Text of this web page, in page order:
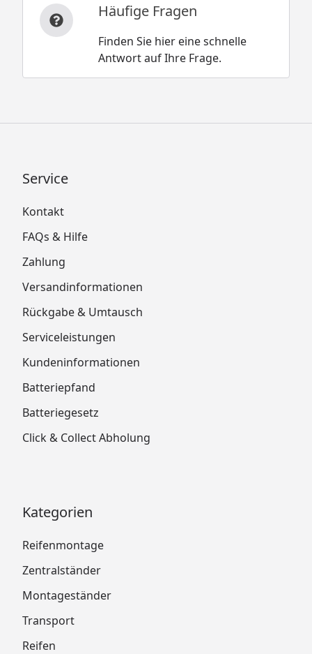
Häufige Fragen
Finden Sie hier eine schnelle
Antwort auf Ihre Frage.
Service
Kontakt
FAQs & Hilfe
Zahlung
Versandinformationen
Rückgabe & Umtausch
Serviceleistungen
Kundeninformationen
Batteriepfand
Batteriegesetz
Click & Collect Abholung
Kategorien
Reifenmontage
Zentralständer
Montageständer
Transport
Reifen